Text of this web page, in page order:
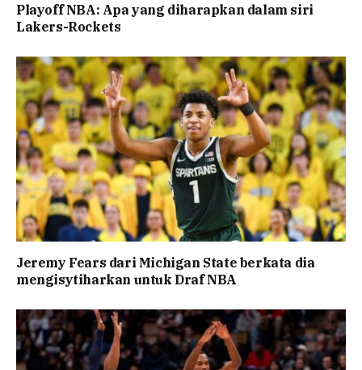
Playoff NBA: Apa yang diharapkan dalam siri
Lakers-Rockets
Jeremy Fears dari Michigan State berkata dia
mengisytiharkan untuk Draf NBA